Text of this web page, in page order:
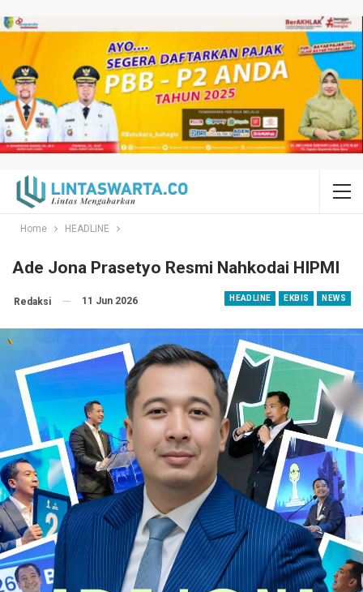
Home HEADLINE
Ade Jona Prasetyo Resmi Nahkodai HIPMI
HEADLINE EKBIS NEWS
Redaksi 11 Jun 2026